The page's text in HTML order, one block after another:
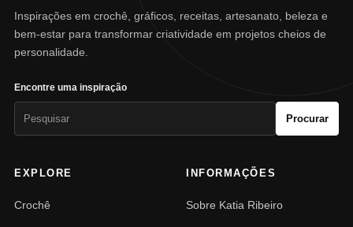
Inspirações em crochê, gráficos, receitas, artesanato, beleza e
bem-estar para transformar criatividade em projetos cheios de
personalidade.
Encontre uma inspiração
Procurar
EXPLORE
Crochê
INFORMAÇÕES
Sobre Katia Ribeiro